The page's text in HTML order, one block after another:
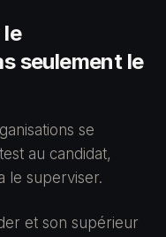
seulement le
se
au candidat,
le superviser.
et son supérieur